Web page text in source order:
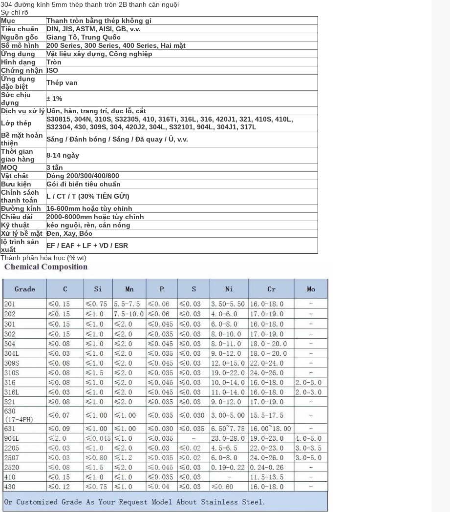
304 đường kính 5mm thép thanh tròn 2B thanh cán nguội
Sự chỉ rõ
Mục
Thanh tròn bằng thép không gỉ
Tiêu chuẩn
DIN, JIS, ASTM, AISI, GB, v.v.
Nguồn gốc
Giang Tô, Trung Quốc
Số mô hình
200 Series, 300 Series, 400 Series, Hai mặt
Ứng dụng
Vật liệu xây dựng, Công nghiệp
Hình dạng
Tròn
Chứng nhận ISO
Ứng dụng
đặc biệt
Thép van
Sức chịu
đựng
± 1%
Dịch vụ xử lýUốn, hàn, trang trí, đục lỗ, cắt
Lớp thép
S30815, 304N, 310S, S32305, 410, 316Ti, 316L, 316, 420J1, 321, 410S, 410L,
S32304, 430, 309S, 304, 420J2, 304L, S32101, 904L, 304J1, 317L
Bề mặt hoàn
thiện
Sáng / Đánh bóng / Sáng / Đã quay / Ủ, v.v.
Thời gian
giao hàng
8-14 ngày
MOQ
3 tấn
Vật chất
Dòng 200/300/400/600
Bưu kiện
Gói đi biển tiêu chuẩn
Chính sách
thanh toán
L / CT / T (30% TIỀN GỬI)
Đường kính
16-600mm hoặc tùy chỉnh
Chiều dài
2000-6000mm hoặc tùy chỉnh
Kỹ thuật
kéo nguội, rèn, cán nóng
Xử lý bề mặt Đen, Xay, Bóc
lộ trình sản
xuất
EF / EAF + LF + VD / ESR
Thành phần hóa học (% wt)